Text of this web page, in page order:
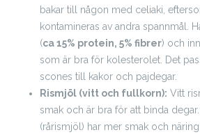
bakar till någon med celiaki,
kontamineras av andra spannmål.
(ca 15% protein, 5% fibrer) och
som är bra för kolesterolet. Det
scones till kakor och pajdegar.
Rismjöl (vitt och fullkorn): Vitt
smak och är bra för att binda
(rårismjöl) har mer smak och